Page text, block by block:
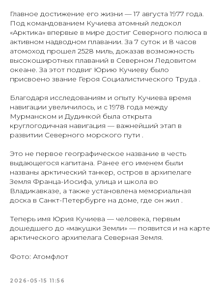
Главное достижение его жизни — 17 августа 1977 года.
Под командованием Кучиева атомный ледокол
«Арктика» впервые в мире достиг Северного полюса в
активном надводном плавании. За 7 суток и 8 часов
атомоход прошел 2528 миль, доказав возможность
высокоширотных плаваний в Северном Ледовитом
океане. За этот подвиг Юрию Кучиеву было
присвоено звание Героя Социалистического Труда .
Благодаря исследованиям и опыту Кучиева время
навигации увеличилось, и с 1978 года между
Мурманском и Дудинкой была открыта
круглогодичная навигация — важнейший этап в
развитии Северного морского пути .
Это не первое географическое название в честь
выдающегося капитана. Ранее его именем были
названы арктический танкер, остров в архипелаге
Земля Франца-Иосифа, улица и школа во
Владикавказе, а также установлена мемориальная
доска в Санкт-Петербурге на доме, где он жил .
Теперь имя Юрия Кучиева — человека, первым
дошедшего до «макушки Земли» — появится и на карте
арктического архипелага Северная Земля.
Фото: Атомфлот
2026-05-15 11:56